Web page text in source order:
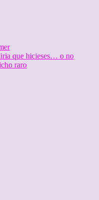
que hicieses… o no
raro